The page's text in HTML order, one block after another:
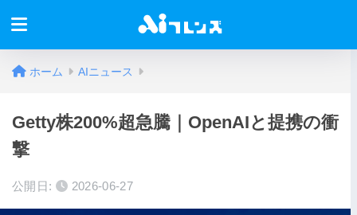
ホーム AIニュース
Getty株200%超急騰｜OpenAIと提携の衝
撃
公開日: 2026-06-27